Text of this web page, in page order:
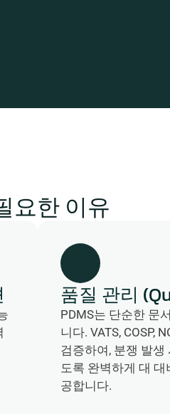
요한 이유
품질 관리
PDMS는 단순한 문
니다. VATS, COSP,
검증하여, 분쟁 발생
도록 완벽하게 대 대
공합니다.